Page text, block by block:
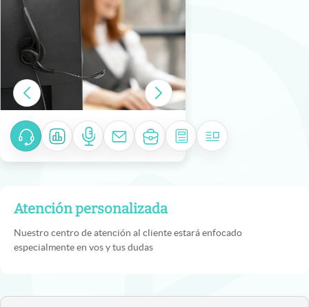
Atención personalizada
Nuestro centro de atención al cliente estará enfocado
especialmente en vos y tus dudas